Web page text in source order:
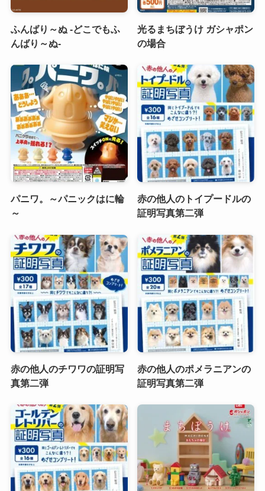
ふんばり～ぬ -どこでもふ
んばり～ぬ-
光るまちぼうけ ガシャポン
の場合
パニワ。～パニックはに輪
～
赤の他人のトイプードルの
証明写真第二弾
赤の他人のチワワの証明写
真第二弾
赤の他人のポメラニアンの
証明写真第二弾